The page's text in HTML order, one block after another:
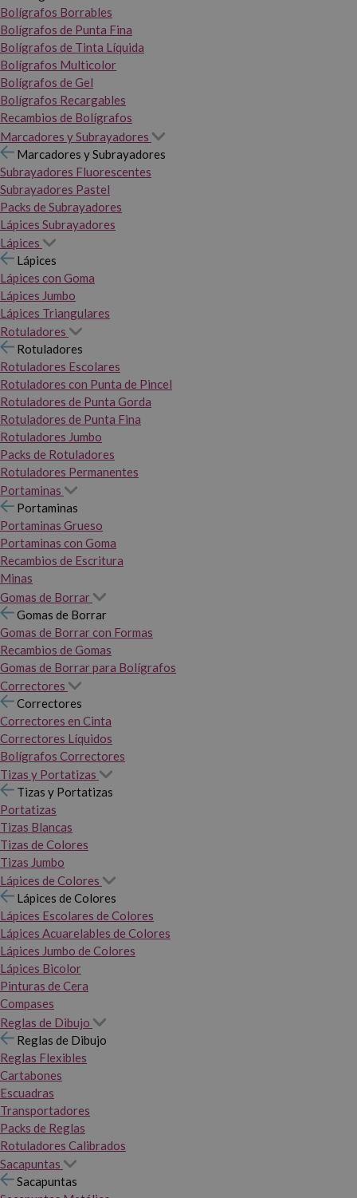
Bolígrafos Borrables
Bolígrafos de Punta Fina
Bolígrafos de Tinta Líquida
Bolígrafos Multicolor
Bolígrafos de Gel
Bolígrafos Recargables
Recambios de Bolígrafos
Marcadores y Subrayadores
Marcadores y Subrayadores
Subrayadores Fluorescentes
Subrayadores Pastel
Packs de Subrayadores
Lápices Subrayadores
Lápices
Lápices
Lápices con Goma
Lápices Jumbo
Lápices Triangulares
Rotuladores
Rotuladores
Rotuladores Escolares
Rotuladores con Punta de Pincel
Rotuladores de Punta Gorda
Rotuladores de Punta Fina
Rotuladores Jumbo
Packs de Rotuladores
Rotuladores Permanentes
Portaminas
Portaminas
Portaminas Grueso
Portaminas con Goma
Recambios de Escritura
Minas
Gomas de Borrar
Gomas de Borrar
Gomas de Borrar con Formas
Recambios de Gomas
Gomas de Borrar para Bolígrafos
Correctores
Correctores
Correctores en Cinta
Correctores Líquidos
Bolígrafos Correctores
Tizas y Portatizas
Tizas y Portatizas
Portatizas
Tizas Blancas
Tizas de Colores
Tizas Jumbo
Lápices de Colores
Lápices de Colores
Lápices Escolares de Colores
Lápices Acuarelables de Colores
Lápices Jumbo de Colores
Lápices Bicolor
Pinturas de Cera
Compases
Reglas de Dibujo
Reglas de Dibujo
Reglas Flexibles
Cartabones
Escuadras
Transportadores
Packs de Reglas
Rotuladores Calibrados
Sacapuntas
Sacapuntas